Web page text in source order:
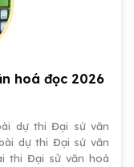
hoá đọc 2026
dự thi Đại sứ văn
dự thi Đại sứ văn
thi Đại sử văn hoá